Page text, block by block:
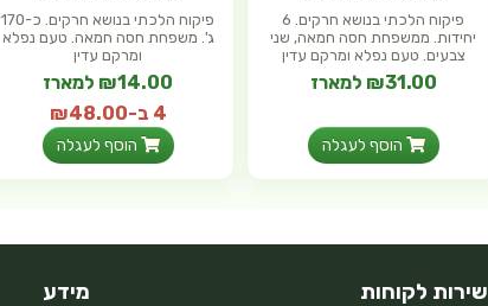
פיקוח הלכתי בנושא חרקים. 6
יחידות. ממשפחת חסה חמאה, שני
צבעים. טעם נפלא ומרקם עדין
₪31.00 למארז
הוסף לעגלה
פיקוח הלכתי בנושא חרקים. כ-170
ג'. משפחת חסה חמאה. טעם נפלא
ומרקם עדין
₪14.00 למארז
4 ב-₪48.00
הוסף לעגלה
שירות לקוחות מידע